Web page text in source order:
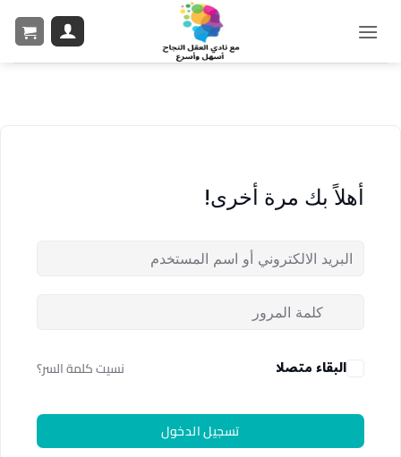
أهلاً بك مرة أخرى!
البقاء متصلا نسيت كلمة السر؟
تسجيل الدخول